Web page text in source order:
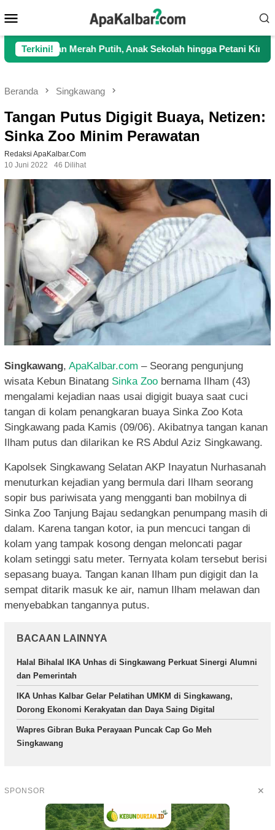
ke
kontenMobile
Terkini!
Merah Putih, Anak Sekolah hingga Petani Kini Kembali
Beranda Singkawang
Tangan Putus Digigit Buaya, Netizen:
Sinka Zoo Minim Perawatan
Redaksi ApaKalbar.com
10 Juni 2022
46 Dilihat
Singkawang, ApaKalbar.com – Seorang pengunjung
wisata Kebun Binatang Sinka Zoo bernama Ilham (43)
mengalami kejadian naas usai digigit buaya saat cuci
tangan di kolam penangkaran buaya Sinka Zoo Kota
Singkawang pada Kamis (09/06). Akibatnya tangan kanan
Ilham putus dan dilarikan ke RS Abdul Aziz Singkawang.
Kapolsek Singkawang Selatan AKP Inayatun Nurhasanah
menuturkan kejadian yang bermula dari Ilham seorang
sopir bus pariwisata yang mengganti ban mobilnya di
Sinka Zoo Tanjung Bajau sedangkan penumpang masih di
dalam. Karena tangan kotor, ia pun mencuci tangan di
kolam yang tampak kosong dengan meloncati pagar
kolam setinggi satu meter. Ternyata kolam tersebut berisi
sepasang buaya. Tangan kanan Ilham pun digigit dan Ia
sempat ditarik masuk ke air, namun Ilham melawan dan
menyebabkan tangannya putus.
BACAAN LAINNYA
Halal Bihalal IKA Unhas di Singkawang Perkuat Sinergi Alumni
dan Pemerintah
IKA Unhas Kalbar Gelar Pelatihan UMKM di Singkawang,
Dorong Ekonomi Kerakyatan dan Daya Saing Digital
Wapres Gibran Buka Perayaan Puncak Cap Go Meh
Singkawang
SPONSOR ✕